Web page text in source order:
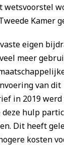
wetsvoorstel
Kamer
eigen
meer
van dit
in 2019 werd
deze hulp
Dit heeft
kosten